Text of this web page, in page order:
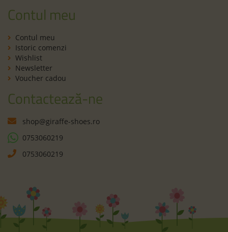
Contul meu
Contul meu
Istoric comenzi
Wishlist
Newsletter
Voucher cadou
Contactează-ne
shop@giraffe-shoes.ro
0753060219
0753060219